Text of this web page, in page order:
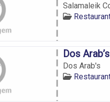
Salamaleik
Dos Arab’s
Dos Arab's